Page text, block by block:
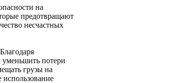
на
предотвращают
несчастных
уменьшить потери
грузы на
использование